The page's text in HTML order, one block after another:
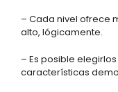
– Cada nivel ofrece
alto, lógicamente.
– Es posible
características